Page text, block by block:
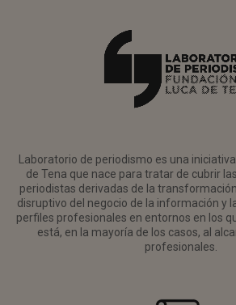
Laboratorio de periodismo es una
de Tena que nace para tratar de cubrir
periodistas derivadas de la
disruptivo del negocio de la información y
perfiles profesionales en entornos en los
está, en la mayoría de los casos, al
profesionales.